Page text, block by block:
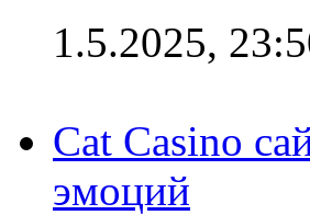
1.5.2025,
Cat Casino
эмоций